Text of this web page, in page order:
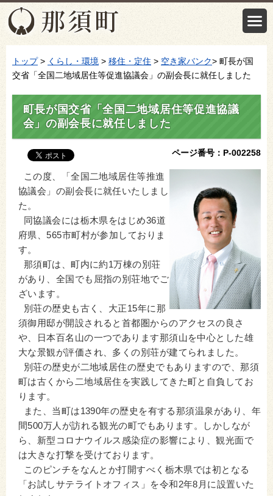
トップ> くらし・環境 > 移住・定住 > 空き家バンク> 町長が国
交省「全国二地域居住等促進協議会」の副会長に就任しました
町長が国交省「全国二地域居住等促進協議
会」の副会長に就任しました
ページ番号：P-002258
この度、「全国二地域居住等推進
協議会」の副会長に就任いたしまし
た。
同協議会には栃木県をはじめ36道
府県、565市町村が参加しておりま
す。
那須町は、町内に約1万棟の別荘
があり、全国でも屈指の別荘地でご
ざいます。
別荘の歴史も古く、大正15年に那
須御用邸が開設されると首都圏からのアクセスの良さ
や、日本百名山の一つであります那須山を中心とした雄
大な景観が評価され、多くの別荘が建てられました。
別荘の歴史が二地域居住の歴史でもありますので、那須
町は古くから二地域居住を実践してきた町と自負してお
ります。
また、当町は1390年の歴史を有する那須温泉があり、年
間500万人が訪れる観光の町でもあります。しかしなが
ら、新型コロナウイルス感染症の影響により、観光面で
は大きな打撃を受けております。
このピンチをなんとか打開すべく栃木県では初となる
「お試しサテライトオフィス」を令和2年8月に設置いた